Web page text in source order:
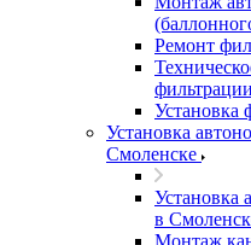
Ремонт
Установка
Установка
Смоленске
Установка
в
Монтаж